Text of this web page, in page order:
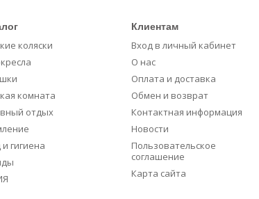
коляски
комната
отдых
гигиена
Клиентам
Вход в личный кабинет
О нас
Оплата и доставка
Обмен и возврат
Контактная информация
Новости
Пользовательское
соглашение
Карта сайта